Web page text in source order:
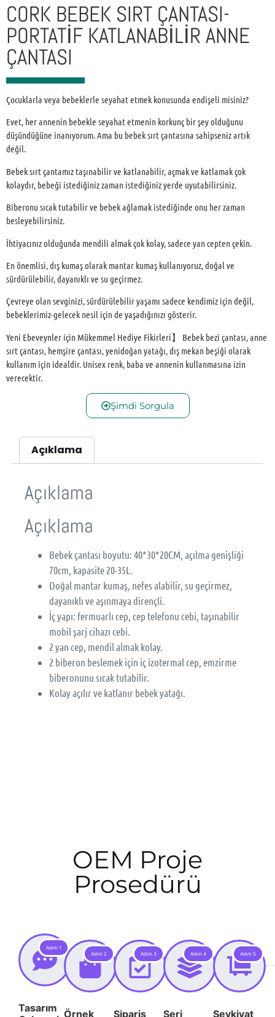
CORK BEBEK SIRT ÇANTASI-
PORTATIF KATLANABILIR ANNE
ÇANTASI
Çocuklarla veya bebeklerle seyahat etmek konusunda endişeli misiniz?
Evet, her annenin bebekle seyahat etmenin korkunç bir şey olduğunu
düşündüğüne inanıyorum. Ama bu bebek sırt çantasına sahipseniz artık
değil.
Bebek sırt çantamız taşınabilir ve katlanabilir, açmak ve katlamak çok
kolaydır, bebeği istediğiniz zaman istediğiniz yerde uyutabilirsiniz.
Biberonu sıcak tutabilir ve bebek ağlamak istediğinde onu her zaman
besleyebilirsiniz.
İhtiyacınız olduğunda mendili almak çok kolay, sadece yan cepten çekin.
En önemlisi, dış kumaş olarak mantar kumaş kullanıyoruz, doğal ve
sürdürülebilir, dayanıklı ve su geçirmez.
Çevreye olan sevginizi, sürdürülebilir yaşamı sadece kendimiz için değil,
bebeklerimiz-gelecek nesil için de yaşadığınızı gösterir.
Yeni Ebeveynler için Mükemmel Hediye Fikirleri】 Bebek bezi çantası, anne
sırt çantası, hemşire çantası, yenidoğan yatağı, dış mekan beşiği olarak
kullanım için idealdir. Unisex renk, baba ve annenin kullanmasına izin
verecektir.
Şimdi Sorgula
Açıklama
Açıklama
Açıklama
Bebek çantası boyutu: 40*30*20CM, açılma genişliği
70cm, kapasite 20-35L.
Doğal mantar kumaş, nefes alabilir, su geçirmez,
dayanıklı ve aşınmaya dirençli.
İç yapı: fermuarlı cep, cep telefonu cebi, taşınabilir
mobil şarj cihazı cebi.
2 yan cep, mendil almak kolay.
2 biberon beslemek için iç izotermal cep, emzirme
biberonunu sıcak tutabilir.
Kolay açılır ve katlanır bebek yatağı.
OEM Proje
Prosedürü
Adım 1
Tasarım
Adım 2
Örnek
Adım 3
Sipariş
Adım 4
Seri
Adım 5
Sevkiyat